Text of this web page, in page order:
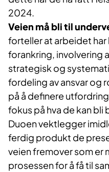
2024.
Veien må bli til
forteller at arbeidet
forankring, involvering
strategisk og
fordeling av ansvar og
på å definere
fokus på hva de kan bli
Duoen vektlegger
ferdig produkt de
veien fremover som er
prosessen for å få til